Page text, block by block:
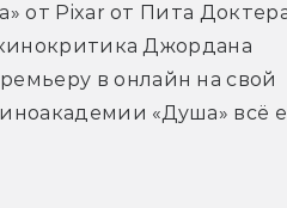
от Pixar от Пита
Джордана
в онлайн на свой
«Душа» всё